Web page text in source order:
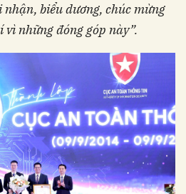
nhận, biểu dương, chúc mừng
vì những đóng góp này”.